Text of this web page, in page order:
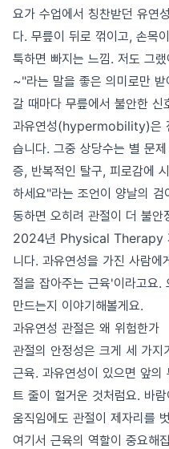
요가 수업에서 칭찬받던 유연
다. 무릎이 뒤로 꺾이고, 손목
툭하면 빠지는 느낌. 저도 그
~"라는 말을 좋은 의미로만
갈 때마다 무릎에서 불안한 신
과유연성(hypermobility)은
습니다. 그중 상당수는 별 문
증, 반복적인 탈구, 피로감에
하세요"라는 조언이 양날의
동하면 오히려 관절이 더 불안
2024년 Physical Therapy
니다. 과유연성을 가진 사람
절을 잡아주는 근육'이라고요.
만드는지 이야기해볼게요.
과유연성 관절은 왜 위험한가
관절의 안정성은 크게 세 가지
근육. 과유연성이 있으면 앞
트 줄이 헐거운 것처럼요. 바
움직임에도 관절이 제자리를
여기서 근육의 역할이 중요해